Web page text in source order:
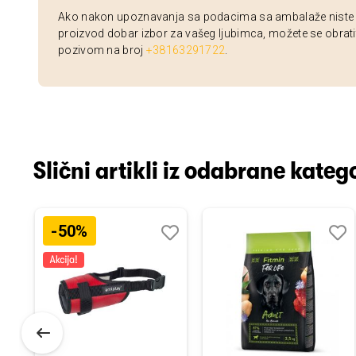
Ako nakon upoznavanja sa podacima sa ambalaže niste
proizvod dobar izbor za vašeg ljubimca, možete se
pozivom na broj +38163291722
Slični artikli iz odabrane
-50%
listu
želja